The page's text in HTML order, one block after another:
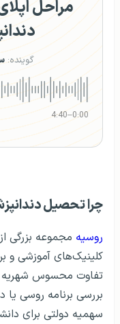
مراحل
گوینده:
0:00
–
4:40
چرا تحصیل
روسیه مجموعه بزرگی
کلینیک‌های آموزشی و
تفاوت محسوس شهریه
بررسی برنامه روسی یا
سهمیه دولتی برای